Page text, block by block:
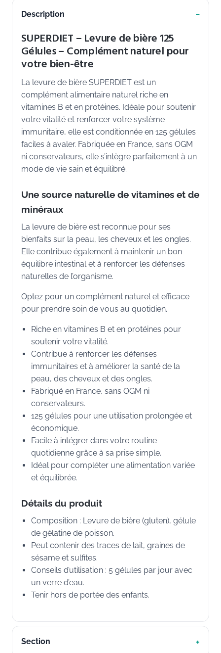
Description
SUPERDIET – Levure de bière 125
Gélules – Complément naturel pour
votre bien-être
La levure de bière SUPERDIET est un
complément alimentaire naturel riche en
vitamines B et en protéines. Idéale pour soutenir
votre vitalité et renforcer votre système
immunitaire, elle est conditionnée en 125 gélules
faciles à avaler. Fabriquée en France, sans OGM
ni conservateurs, elle s’intègre parfaitement à un
mode de vie sain et équilibré.
Une source naturelle de vitamines et de
minéraux
La levure de bière est reconnue pour ses
bienfaits sur la peau, les cheveux et les ongles.
Elle contribue également à maintenir un bon
équilibre intestinal et à renforcer les défenses
naturelles de l’organisme.
Optez pour un complément naturel et efficace
pour prendre soin de vous au quotidien.
Riche en vitamines B et en protéines pour
soutenir votre vitalité.
Contribue à renforcer les défenses
immunitaires et à améliorer la santé de la
peau, des cheveux et des ongles.
Fabriqué en France, sans OGM ni
conservateurs.
125 gélules pour une utilisation prolongée et
économique.
Facile à intégrer dans votre routine
quotidienne grâce à sa prise simple.
Idéal pour compléter une alimentation variée
et équilibrée.
Détails du produit
Composition : Levure de bière (gluten), gélule
de gélatine de poisson.
Peut contenir des traces de lait, graines de
sésame et sulfites.
Conseils d’utilisation : 5 gélules par jour avec
un verre d’eau.
Tenir hors de portée des enfants.
Section